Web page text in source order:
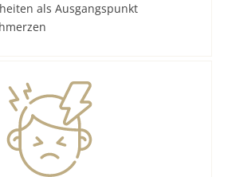
als Ausgangspunkt